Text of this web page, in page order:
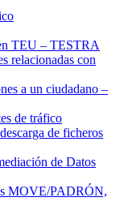
TEU – TESTRA
relacionadas con
a un ciudadano –
de tráfico
de ficheros
de Datos
MOVE/PADRÓN,